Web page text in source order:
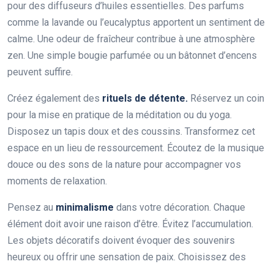
pour des diffuseurs d’huiles essentielles. Des parfums
comme la lavande ou l’eucalyptus apportent un sentiment de
calme. Une odeur de fraîcheur contribue à une atmosphère
zen. Une simple bougie parfumée ou un bâtonnet d’encens
peuvent suffire.
Créez également des rituels de détente. Réservez un coin
pour la mise en pratique de la méditation ou du yoga.
Disposez un tapis doux et des coussins. Transformez cet
espace en un lieu de ressourcement. Écoutez de la musique
douce ou des sons de la nature pour accompagner vos
moments de relaxation.
Pensez au minimalisme dans votre décoration. Chaque
élément doit avoir une raison d’être. Évitez l’accumulation.
Les objets décoratifs doivent évoquer des souvenirs
heureux ou offrir une sensation de paix. Choisissez des